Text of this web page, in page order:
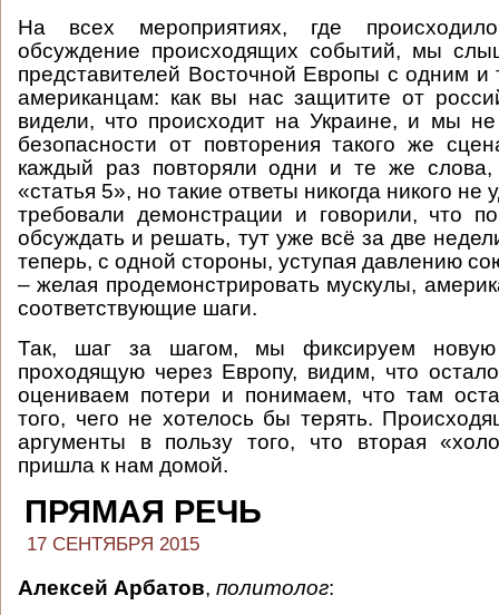
На всех мероприятиях, где происходило
обсуждение происходящих событий, мы
представителей Восточной Европы с одним
американцам: как вы нас защитите от
видели, что происходит на Украине, и мы
безопасности от повторения такого же
каждый раз повторяли одни и те же
«статья 5», но такие ответы никогда никого не
требовали демонстрации и говорили, что
обсуждать и решать, тут уже всё за две
теперь, с одной стороны, уступая давлению
– желая продемонстрировать мускулы,
соответствующие шаги.
Так, шаг за шагом, мы фиксируем
проходящую через Европу, видим, что
оцениваем потери и понимаем, что там
того, чего не хотелось бы терять.
аргументы в пользу того, что вторая
пришла к нам домой.
ПРЯМАЯ РЕЧЬ
17 СЕНТЯБРЯ 2015
Алексей Арбатов, политолог: